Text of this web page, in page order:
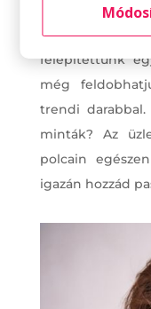
vehetjük az
hiszen attól,
felépítettünk
még
trendi darabbal.
minták? Az
polcain
igazán hozzád